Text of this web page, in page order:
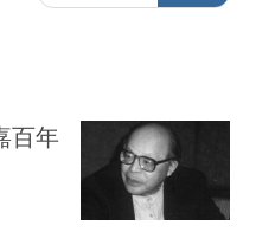
百年